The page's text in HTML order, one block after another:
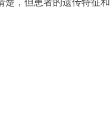
楚，但患者的遗传特征